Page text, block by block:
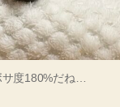
サ度180%だね…